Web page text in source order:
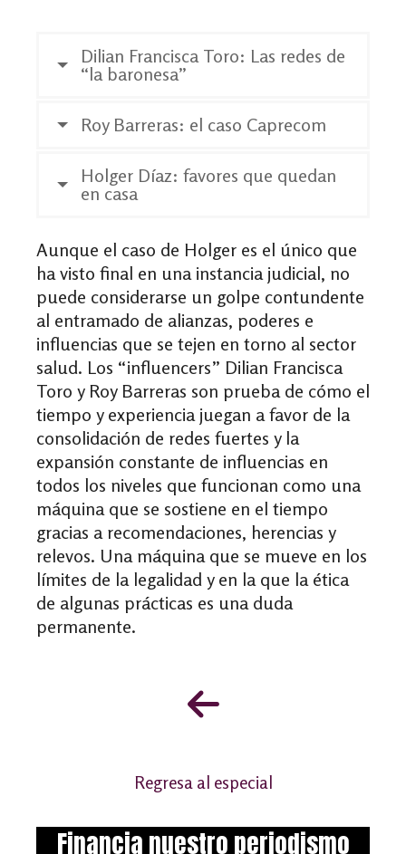
Dilian Francisca Toro: Las redes de
“la baronesa”
Roy Barreras: el caso Caprecom
Holger Díaz: favores que quedan
en casa
Aunque el caso de Holger es el único que
ha visto final en una instancia judicial, no
puede considerarse un golpe contundente
al entramado de alianzas, poderes e
influencias que se tejen en torno al sector
salud. Los “influencers” Dilian Francisca
Toro y Roy Barreras son prueba de cómo el
tiempo y experiencia juegan a favor de la
consolidación de redes fuertes y la
expansión constante de influencias en
todos los niveles que funcionan como una
máquina que se sostiene en el tiempo
gracias a recomendaciones, herencias y
relevos. Una máquina que se mueve en los
límites de la legalidad y en la que la ética
de algunas prácticas es una duda
permanente.
Regresa al especial
Financia nuestro periodismo